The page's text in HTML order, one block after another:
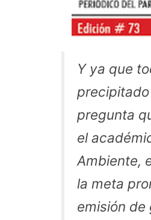
Y ya que
pregunta
el
Ambiente,
la meta
emisión de